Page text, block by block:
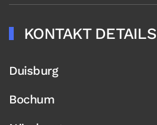
KONTAKT DETAILS
Duisburg
Bochum